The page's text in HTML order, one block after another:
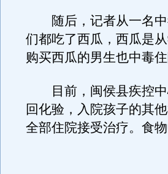
随后，记者从一名中
们都吃了西瓜，西瓜是
购买西瓜的男生也中毒住
目前，闽侯县疾控中
回化验，入院孩子的其
全部住院接受治疗。食